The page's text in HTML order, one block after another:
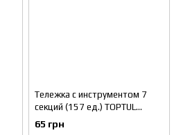
Тележка с инструментом 7
секций (157 ед.) TOPTUL
GCAJ0060
65 грн